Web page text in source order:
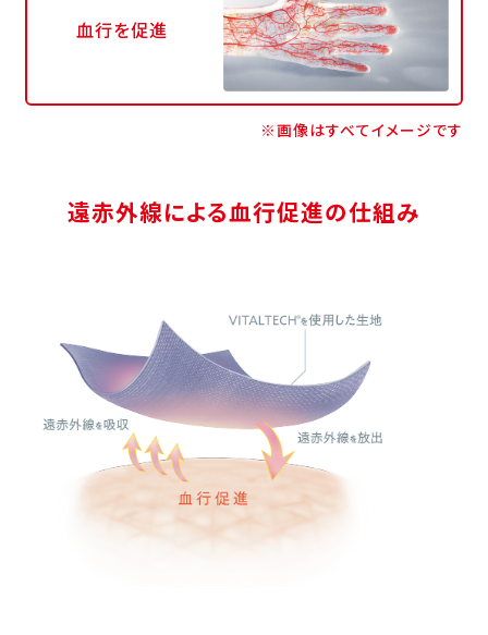
血行を促進
※画像はすべてイメージです
遠赤外線による血行促進の仕組み